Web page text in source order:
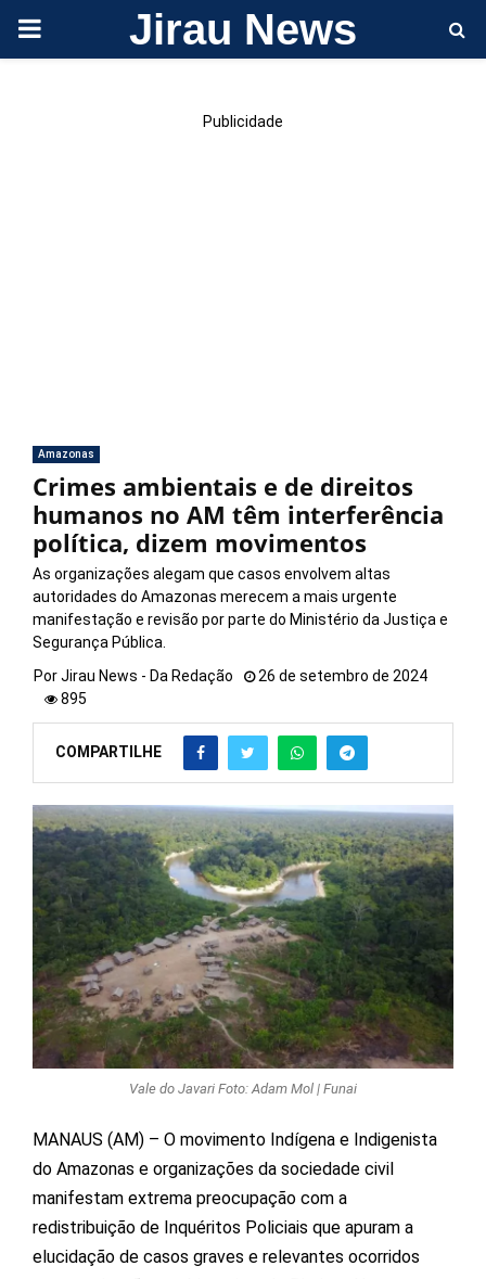
PRIMARY Jirau News
Publicidade
Amazonas
Crimes ambientais e de direitos
humanos no AM têm interferência
política, dizem movimentos
As organizações alegam que casos envolvem altas
autoridades do Amazonas merecem a mais urgente
manifestação e revisão por parte do Ministério da Justiça e
Segurança Pública.
PorJirau News - Da Redação
26 de setembro de 2024
895
COMPARTILHE
Vale do Javari Foto: Adam Mol | Funai
MANAUS (AM) – O movimento Indígena e Indigenista
do Amazonas e organizações da sociedade civil
manifestam extrema preocupação com a
redistribuição de Inquéritos Policiais que apuram a
elucidação de casos graves e relevantes ocorridos